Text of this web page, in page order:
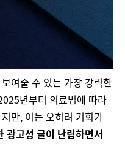
여줄 수 있는 가장 강력한
년부터 의료법에 따라
만, 이는 오히려 기회가
광고성 글이 난립하면서